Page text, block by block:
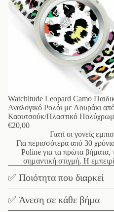
Watchitude Leopard Camo
Αναλογικό Ρολόι με Λουράκι
Καουτσούκ/Πλαστικό
€20,00
Γιατί οι γονείς
Για περισσότερα από 30
Poline για τα πρώτα βήματα,
σημαντική στιγμή. Η
✅ Ποιότητα που διαρκεί
✅ Άνεση σε κάθε βήμα